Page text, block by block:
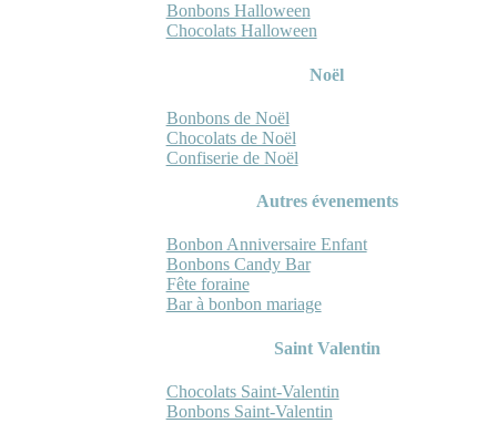
Bonbons Halloween
Chocolats Halloween
Noël
Bonbons de Noël
Chocolats de Noël
Confiserie de Noël
Autres évenements
Bonbon Anniversaire Enfant
Bonbons Candy Bar
Fête foraine
Bar à bonbon mariage
Saint Valentin
Chocolats Saint-Valentin
Bonbons Saint-Valentin